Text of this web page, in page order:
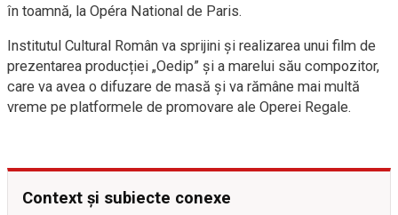
în toamnă, la Opéra National de Paris.
Institutul Cultural Român va sprijini și realizarea unui film de
prezentarea producției „Oedip” și a marelui său compozitor,
care va avea o difuzare de masă și va rămâne mai multă
vreme pe platformele de promovare ale Operei Regale.
Context și subiecte conexe